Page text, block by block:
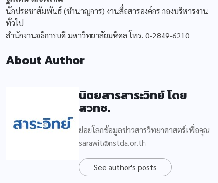
นักประชาสัมพันธ์ (ชำนาญการ) งานสื่อสารองค์กร กองบริหารงาน
ทั่วไป
สำนักงานอธิการบดี มหาวิทยาลัยมหิดล โทร. 0-2849-6210
About Author
นิตยสารสาระวิทย์ โดย
สวทช.
ย่อยโลกข้อมูลข่าวสารวิทยาศาสตร์เพื่อคุณ
sarawit@nstda.or.th
See author's posts